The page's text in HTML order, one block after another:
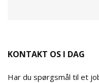
KONTAKT OS I DAG
Har du spørgsmål til et